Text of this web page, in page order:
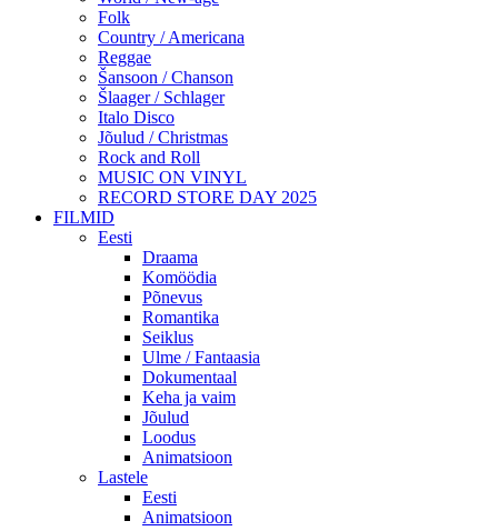
Folk
Country / Americana
Reggae
Šansoon / Chanson
Šlaager / Schlager
Italo Disco
Jõulud / Christmas
Rock and Roll
MUSIC ON VINYL
RECORD STORE DAY 2025
FILMID
Eesti
Draama
Komöödia
Põnevus
Romantika
Seiklus
Ulme / Fantaasia
Dokumentaal
Keha ja vaim
Jõulud
Loodus
Animatsioon
Lastele
Eesti
Animatsioon